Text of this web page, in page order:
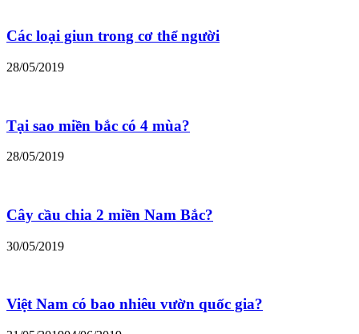
Các loại giun trong cơ thể người
28/05/2019
Tại sao miền bắc có 4 mùa?
28/05/2019
Cây cầu chia 2 miền Nam Bắc?
30/05/2019
Việt Nam có bao nhiêu vườn quốc gia?